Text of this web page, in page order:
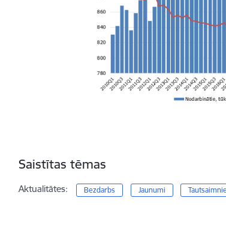
Saistītas tēmas
Aktualitātes: Bezdarbs Jaunumi